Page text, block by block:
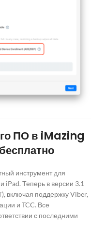
ПО в iMazing
инструмент для
Теперь в версии 3.1
включая поддержку Viber,
и TCC. Все
с последними